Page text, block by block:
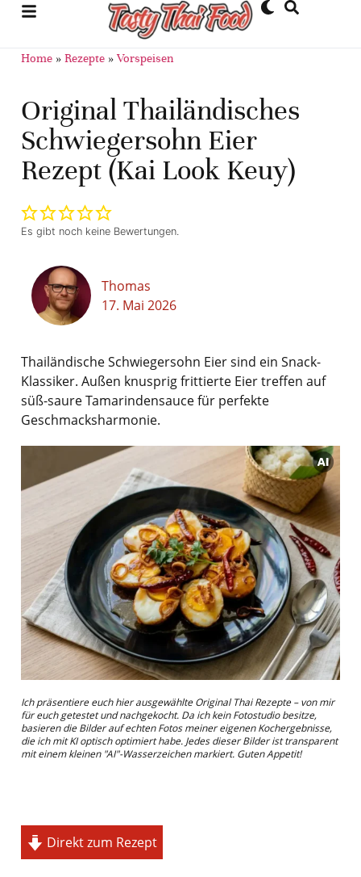
Home» Rezepte» Vorspeisen
Original Thailändisches
Schwiegersohn Eier
Rezept (Kai Look Keuy)
Es gibt noch keine Bewertungen.
Thomas
17. Mai 2026
Thailändische Schwiegersohn Eier sind ein Snack-
Klassiker. Außen knusprig frittierte Eier treffen auf
süß-saure Tamarindensauce für perfekte
Geschmacksharmonie.
Ich präsentiere euch hier ausgewählte Original Thai Rezepte – von mir
für euch getestet und nachgekocht. Da ich kein Fotostudio besitze,
basieren die Bilder auf echten Fotos meiner eigenen Kochergebnisse,
die ich mit KI optisch optimiert habe. Jedes dieser Bilder ist transparent
mit einem kleinen "AI"-Wasserzeichen markiert. Guten Appetit!
Direkt zum Rezept